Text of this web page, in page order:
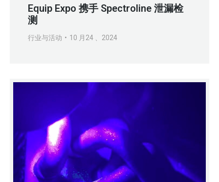
Equip Expo 携手 Spectroline 泄漏检
测
行业与活动 10 月24 、2024